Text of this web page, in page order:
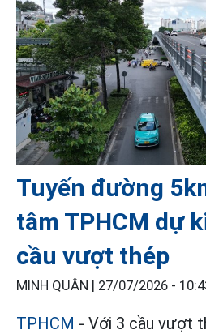
Tuyến đường
tâm TPHCM dự
cầu vượt thép
MINH QUÂN | 27/07/2026 -
TPHCM - Với 3 cầu vượt